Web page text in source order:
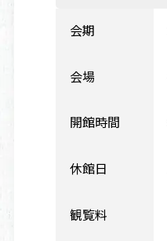
会期
会場
開館時間
休館日
観覧料